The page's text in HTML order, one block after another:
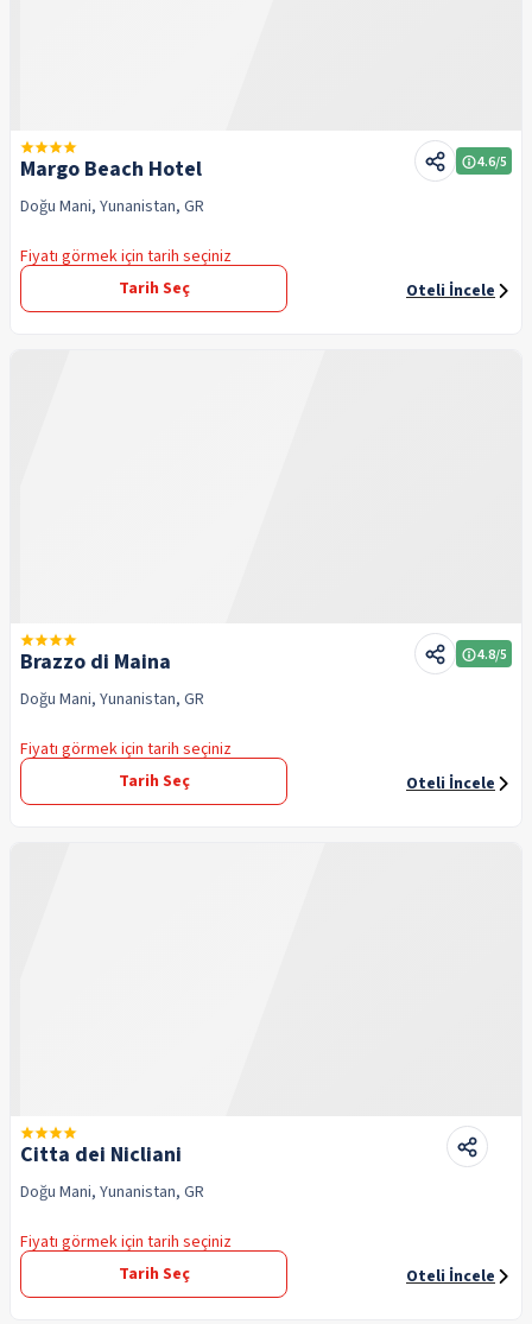
Margo Beach Hotel 4.6/5
Doğu Mani, Yunanistan, GR
Fiyatı görmek için tarih seçiniz
Tarih Seç
Oteli İncele
Brazzo di Maina 4.8/5
Doğu Mani, Yunanistan, GR
Fiyatı görmek için tarih seçiniz
Tarih Seç
Oteli İncele
Citta dei Nicliani
Doğu Mani, Yunanistan, GR
Fiyatı görmek için tarih seçiniz
Tarih Seç
Oteli İncele